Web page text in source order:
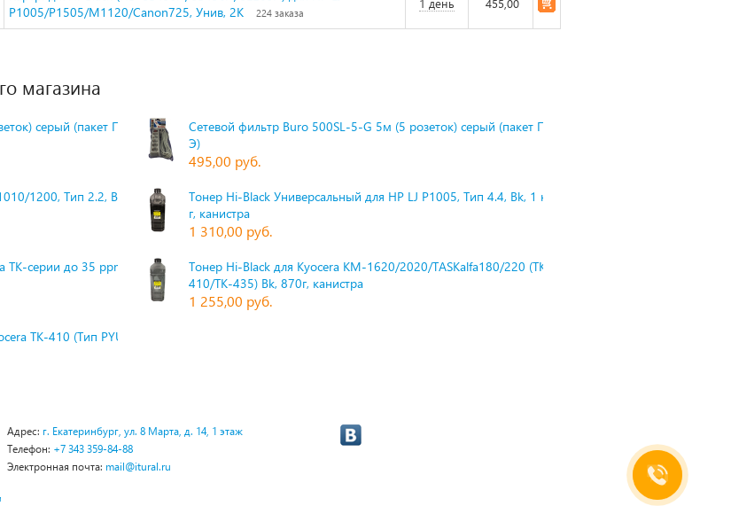
P1005/P1505/M1120/Canon725, Унив, 2K
224 заказа
1 день 455,00
магазина
серый (пакет П
Сетевой фильтр Buro 500SL-5-G 5м (5 розеток) серый (пакет П
Э)
495,00 руб.
1200, Тип 2.2, Bk,
Тонер Hi-Black Универсальный для HP LJ P1005, Тип 4.4, Bk, 1 к
г, канистра
1 310,00 руб.
серии до 35 ppm,
Тонер Hi-Black для Kyocera KM-1620/2020/TASKalfa180/220 (TK-
410/TK-435) Bk, 870г, канистра
1 255,00 руб.
TK-410 (Тип PYU
Адрес: г. Екатеринбург, ул. 8 Марта, д. 14, 1 этаж
Телефон: +7 343 359-84-88
Электронная почта: mail@itural.ru